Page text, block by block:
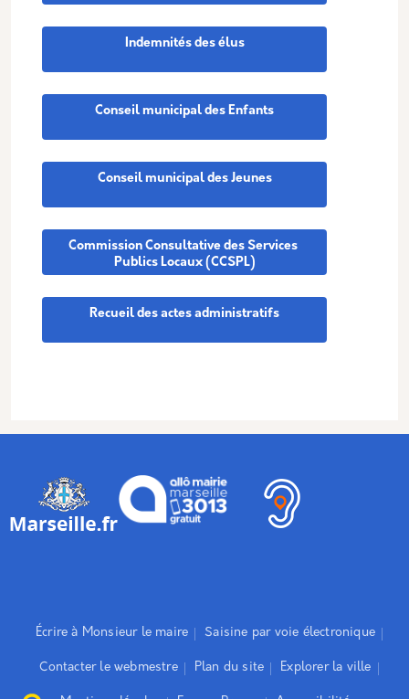
Indemnités des élus
Conseil municipal des Enfants
Conseil municipal des Jeunes
Commission Consultative des Services
Publics Locaux (CCSPL)
Recueil des actes administratifs
Écrire à Monsieur le maire Saisine par voie électronique
Contacter le webmestre Plan du site Explorer la ville